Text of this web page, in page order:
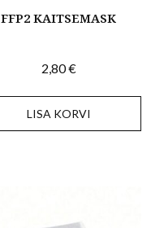
FFP2 KAITSEMASK
2,80€
LISA KORVI